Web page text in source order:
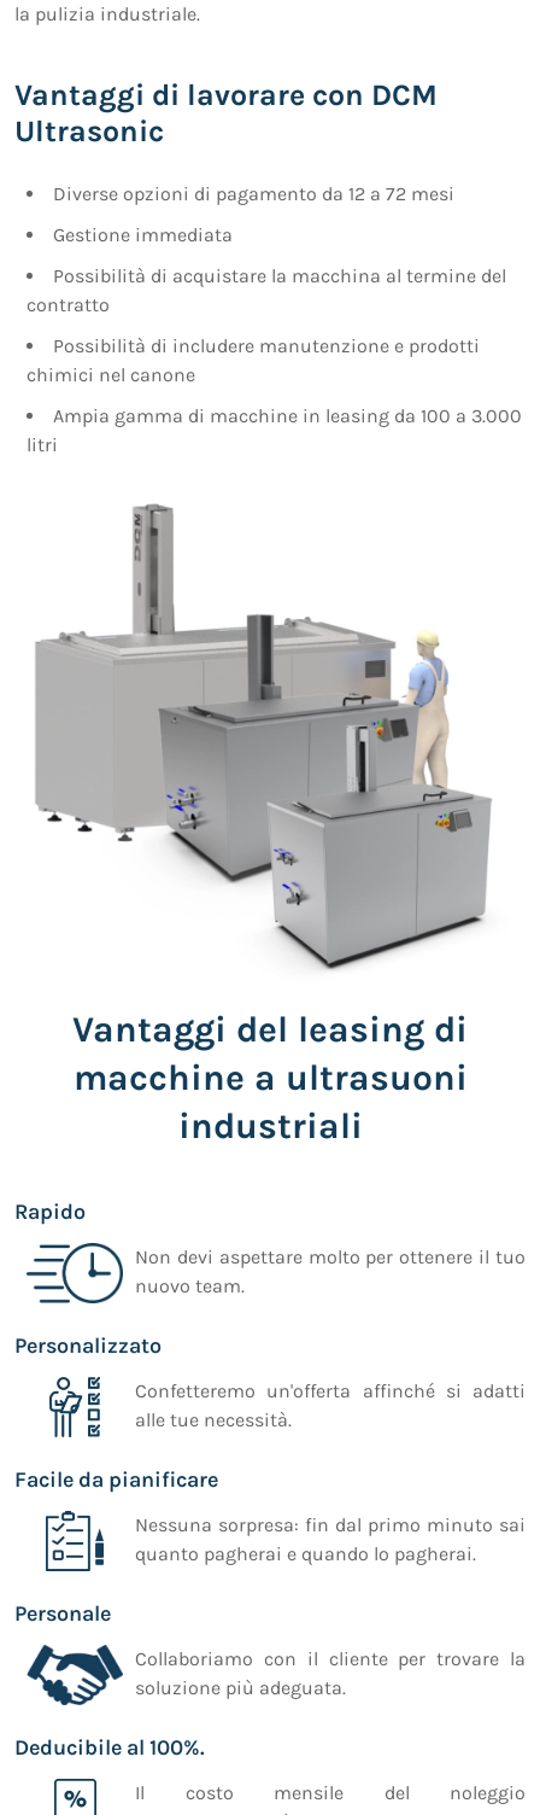
la pulizia industriale.
Vantaggi di lavorare con DCM
Ultrasonic
Diverse opzioni di pagamento da 12 a 72 mesi
Gestione immediata
Possibilità di acquistare la macchina al termine del
contratto
Possibilità di includere manutenzione e prodotti
chimici nel canone
Ampia gamma di macchine in leasing da 100 a 3.000
litri
Vantaggi del leasing di
macchine a ultrasuoni
industriali
Rapido
Non devi aspettare molto per ottenere il tuo
nuovo team.
Personalizzato
Confetteremo un'offerta affinché si adatti
alle tue necessità.
Facile da pianificare
Nessuna sorpresa: fin dal primo minuto sai
quanto pagherai e quando lo pagherai.
Personale
Collaboriamo con il cliente per trovare la
soluzione più adeguata.
Deducibile al 100%.
Il costo mensile del noleggio